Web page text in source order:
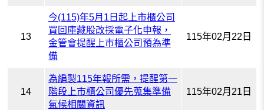
13
今(115)年5月1日起上市櫃公司
買回庫藏股改採電子化申報，
金管會提醒上市櫃公司預為準
備
115年02月22日
14
為編製115年報所需，提醒第一
階段上市櫃公司優先蒐集準備
氣候相關資訊
115年02月21日